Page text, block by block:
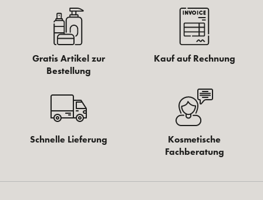
Gratis Artikel zur
Bestellung
Kauf auf Rechnung
Schnelle Lieferung
Kosmetische
Fachberatung